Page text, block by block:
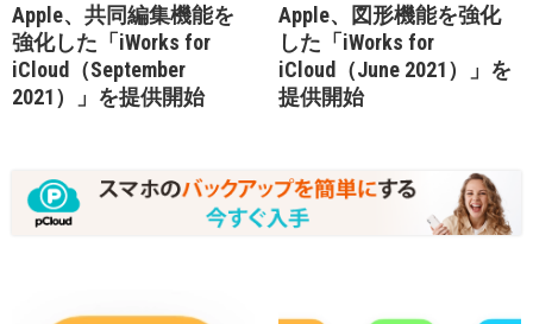
Apple、共同編集機能を
強化した「iWorks for
iCloud（September
2021）」を提供開始
Apple、図形機能を強化
した「iWorks for
iCloud（June 2021）」を
提供開始